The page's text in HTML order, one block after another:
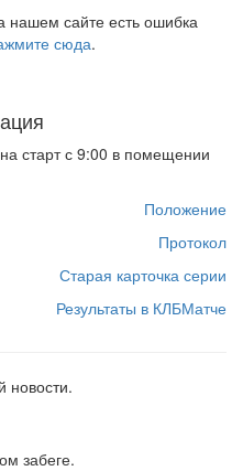
нашем сайте есть ошибка
сюда.
старт с 9:00 в помещении
Положение
Протокол
Старая карточка серии
Результаты в КЛБМатче
новости.
забеге.